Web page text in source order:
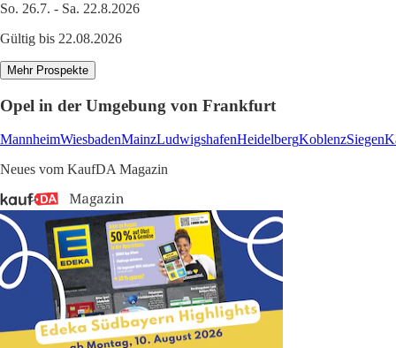
So. 26.7. - Sa. 22.8.2026
Gültig bis 22.08.2026
Mehr Prospekte
Opel in der Umgebung von Frankfurt
MannheimWiesbadenMainzLudwigshafenHeidelbergKoblenzSiegen
Neues vom KaufDA Magazin